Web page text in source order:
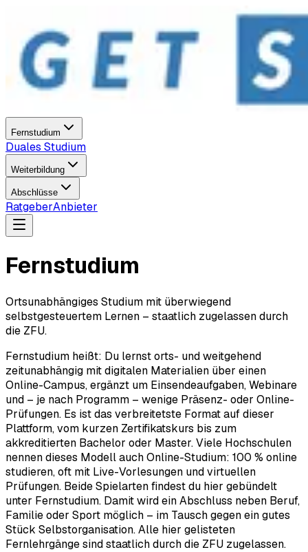
Fernstudium
Duales Studium
Weiterbildung
Abschlüsse
RatgeberAnbieter
Fernstudium
Ortsunabhängiges Studium mit überwiegend
selbstgesteuertem Lernen – staatlich zugelassen durch
die ZFU.
Fernstudium heißt: Du lernst orts- und weitgehend
zeitunabhängig mit digitalen Materialien über einen
Online-Campus, ergänzt um Einsendeaufgaben, Webinare
und – je nach Programm – wenige Präsenz- oder Online-
Prüfungen. Es ist das verbreitetste Format auf dieser
Plattform, vom kurzen Zertifikatskurs bis zum
akkreditierten Bachelor oder Master. Viele Hochschulen
nennen dieses Modell auch Online-Studium: 100 % online
studieren, oft mit Live-Vorlesungen und virtuellen
Prüfungen. Beide Spielarten findest du hier gebündelt
unter Fernstudium. Damit wird ein Abschluss neben Beruf,
Familie oder Sport möglich – im Tausch gegen ein gutes
Stück Selbstorganisation. Alle hier gelisteten
Fernlehrgänge sind staatlich durch die ZFU zugelassen.